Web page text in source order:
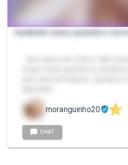
Exebindo meus pezinhos me
moranguinho20
CHAT